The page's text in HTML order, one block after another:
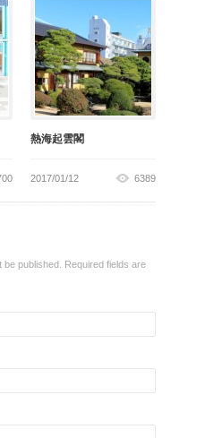
熱海起雲閣
2017/01/12 6389
be published. Required fields are